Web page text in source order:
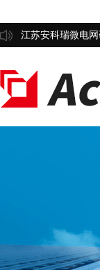
江苏安科瑞微电